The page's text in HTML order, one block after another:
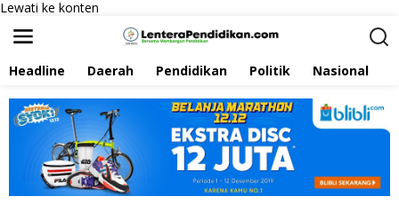
Lewati ke konten
Headline Daerah Pendidikan Politik Nasional